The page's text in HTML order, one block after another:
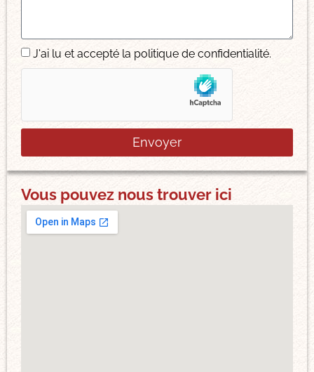
J'ai lu et accepté la politique de confidentialité.
Envoyer
Vous pouvez nous trouver ici